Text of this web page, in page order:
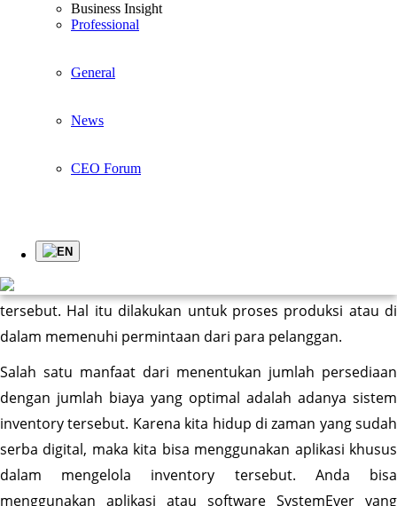
Business Insight
Professional
General
News
CEO Forum
EN
Belanja Konsumen
meliputi pengecekan pada stok bahan baku atau barang
setengah jadi dan barang jadi, dan juga persediaan stok
tersebut. Hal itu dilakukan untuk proses produksi atau di
dalam memenuhi permintaan dari para pelanggan.
Salah satu manfaat dari menentukan jumlah persediaan
dengan jumlah biaya yang optimal adalah adanya sistem
inventory tersebut. Karena kita hidup di zaman yang sudah
serba digital, maka kita bisa menggunakan aplikasi khusus
dalam mengelola inventory tersebut. Anda bisa
menggunakan aplikasi atau software SystemEver yang